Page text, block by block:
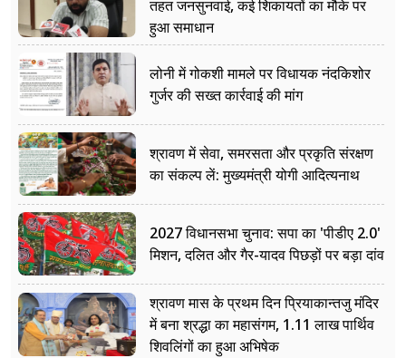
तहत जनसुनवाई, कई शिकायतों का मौके पर
हुआ समाधान
लोनी में गोकशी मामले पर विधायक नंदकिशोर
गुर्जर की सख्त कार्रवाई की मांग
श्रावण में सेवा, समरसता और प्रकृति संरक्षण
का संकल्प लें: मुख्यमंत्री योगी आदित्यनाथ
2027 विधानसभा चुनाव: सपा का 'पीडीए 2.0'
मिशन, दलित और गैर-यादव पिछड़ों पर बड़ा दांव
श्रावण मास के प्रथम दिन प्रियाकान्तजु मंदिर
में बना श्रद्धा का महासंगम, 1.11 लाख पार्थिव
शिवलिंगों का हुआ अभिषेक